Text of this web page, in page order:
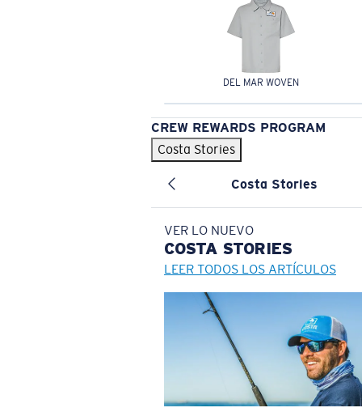
DEL MAR WOVEN
CREW REWARDS PROGRAM
Costa Stories
Costa Stories
VER LO NUEVO
COSTA STORIES
LEER TODOS LOS ARTÍCULOS